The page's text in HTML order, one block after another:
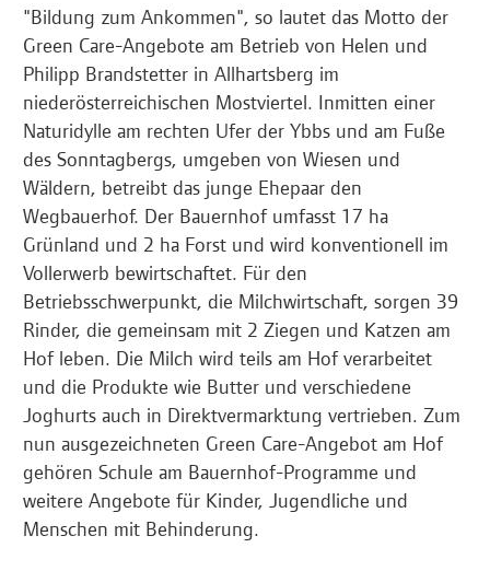
"Bildung zum Ankommen", so lautet das Motto der
Green Care-Angebote am Betrieb von Helen und
Philipp Brandstetter in Allhartsberg im
niederösterreichischen Mostviertel. Inmitten einer
Naturidylle am rechten Ufer der Ybbs und am Fuße
des Sonntagbergs, umgeben von Wiesen und
Wäldern, betreibt das junge Ehepaar den
Wegbauerhof. Der Bauernhof umfasst 17 ha
Grünland und 2 ha Forst und wird konventionell im
Vollerwerb bewirtschaftet. Für den
Betriebsschwerpunkt, die Milchwirtschaft, sorgen 39
Rinder, die gemeinsam mit 2 Ziegen und Katzen am
Hof leben. Die Milch wird teils am Hof verarbeitet
und die Produkte wie Butter und verschiedene
Joghurts auch in Direktvermarktung vertrieben. Zum
nun ausgezeichneten Green Care-Angebot am Hof
gehören Schule am Bauernhof-Programme und
weitere Angebote für Kinder, Jugendliche und
Menschen mit Behinderung.